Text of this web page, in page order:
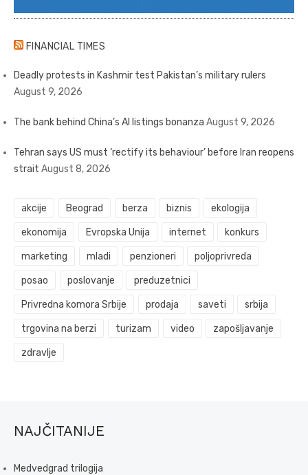
FINANCIAL TIMES
Deadly protests in Kashmir test Pakistan’s military rulers
August 9, 2026
The bank behind China’s AI listings bonanza August 9, 2026
Tehran says US must ‘rectify its behaviour’ before Iran reopens
strait August 8, 2026
akcije Beograd berza biznis ekologija
ekonomija Evropska Unija internet konkurs
marketing mladi penzioneri poljoprivreda
posao poslovanje preduzetnici
Privredna komora Srbije prodaja saveti srbija
trgovina na berzi turizam video zapošljavanje
zdravlje
NAJČITANIJE
Medvedgrad trilogija